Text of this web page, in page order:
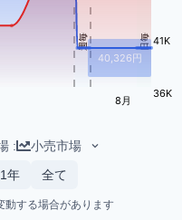
週毎 日毎
36K
41K
8月
40,326円
:
小売市場
1年 全て
動する場合があります